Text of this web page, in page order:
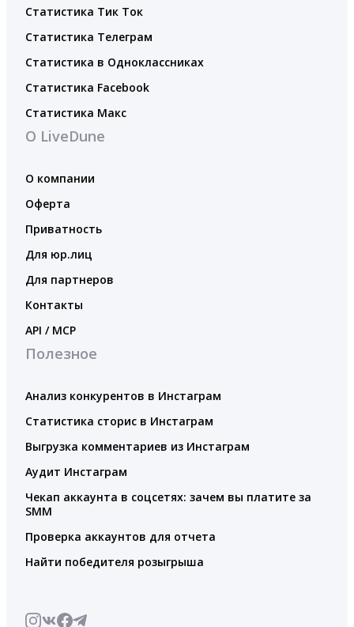
Статистика Тик Ток
Статистика Телеграм
Статистика в Одноклассниках
Статистика Facebook
Статистика Макс
О LiveDune
О компании
Оферта
Приватность
Для юр.лиц
Для партнеров
Контакты
API / MCP
Полезное
Анализ конкурентов в Инстаграм
Статистика сторис в Инстаграм
Выгрузка комментариев из Инстаграм
Аудит Инстаграм
Чекап аккаунта в соцсетях: зачем вы платите за
SMM
Проверка аккаунтов для отчета
Найти победителя розыгрыша